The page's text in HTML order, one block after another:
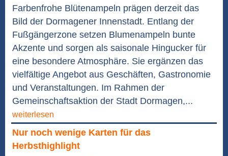
Farbenfrohe Blütenampeln prägen derzeit das
Bild der Dormagener Innenstadt. Entlang der
Fußgängerzone setzen Blumenampeln bunte
Akzente und sorgen als saisonale Hingucker für
eine besondere Atmosphäre. Sie ergänzen das
vielfältige Angebot aus Geschäften, Gastronomie
und Veranstaltungen. Im Rahmen der
Gemeinschaftsaktion der Stadt Dormagen,...
weiterlesen
Nur noch wenige Karten für das
Herbsthighlight